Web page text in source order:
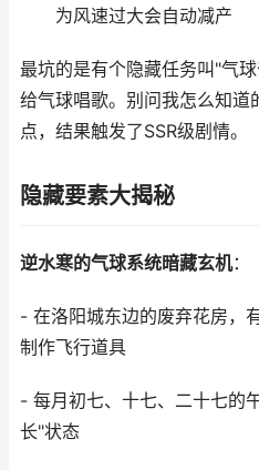
为风速过大会自动减产
最坑的是有个隐藏任务叫"气
给气球唱歌。别问我怎么知道
点，结果触发了SSR级剧情。
隐藏要素大揭秘
逆水寒的气球系统暗藏玄机：
- 在洛阳城东边的废弃花房，
制作飞行道具
- 每月初七、十七、二十七的
长"状态